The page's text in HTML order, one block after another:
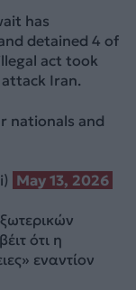
has
detained 4 of
act took
Iran.
nationals and
May 13, 2026
ότι η
εναντίον